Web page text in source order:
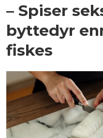
– Spiser
byttedyr
fiskes